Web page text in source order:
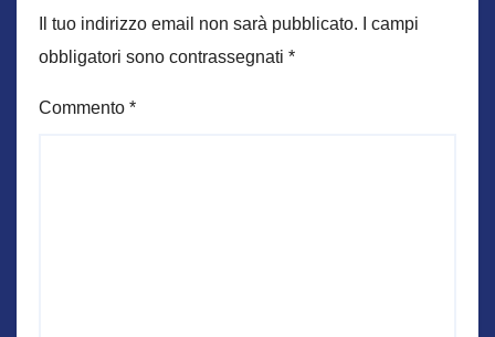
Il tuo indirizzo email non sarà pubblicato.
I campi
obbligatori sono contrassegnati *
Commento *